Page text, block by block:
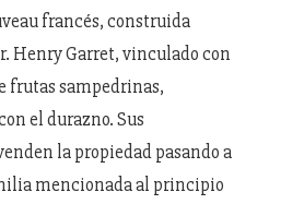
francés, construida
Henry Garret, vinculado con
frutas sampedrinas,
el durazno. Sus
la propiedad pasando a
mencionada al principio